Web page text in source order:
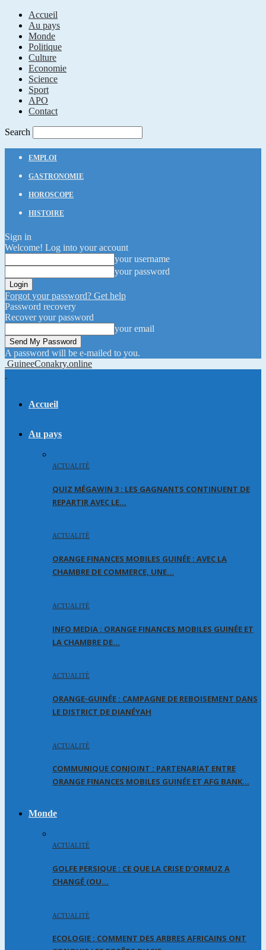
Accueil
Au pays
Monde
Politique
Culture
Economie
Science
Sport
APO
Contact
Search
EMPLOI
GASTRONOMIE
HOROSCOPE
HISTOIRE
Sign in
Welcome! Log into your account
your username
your password
Forgot your password? Get help
Password recovery
Recover your password
your email
A password will be e-mailed to you.
GuineeConakry.online
Accueil
Au pays
ACTUALITÉ
QUIZ MÉGAWIN 3 : LES GAGNANTS CONTINUENT DE
REPARTIR AVEC LE…
ACTUALITÉ
ORANGE FINANCES MOBILES GUINÉE : AVEC LA
CHAMBRE DE COMMERCE, UNE…
ACTUALITÉ
INFO MEDIA : ORANGE FINANCES MOBILES GUINÉE ET
LA CHAMBRE DE…
ACTUALITÉ
ORANGE-GUINÉE : CAMPAGNE DE REBOISEMENT DANS
LE DISTRICT DE DIANÉYAH
ACTUALITÉ
COMMUNIQUE CONJOINT : PARTENARIAT ENTRE
ORANGE FINANCES MOBILES GUINÉE ET AFG BANK…
Monde
ACTUALITÉ
GOLFE PERSIQUE : CE QUE LA CRISE D’ORMUZ A
CHANGÉ (OU…
ACTUALITÉ
ECOLOGIE : COMMENT DES ARBRES AFRICAINS ONT